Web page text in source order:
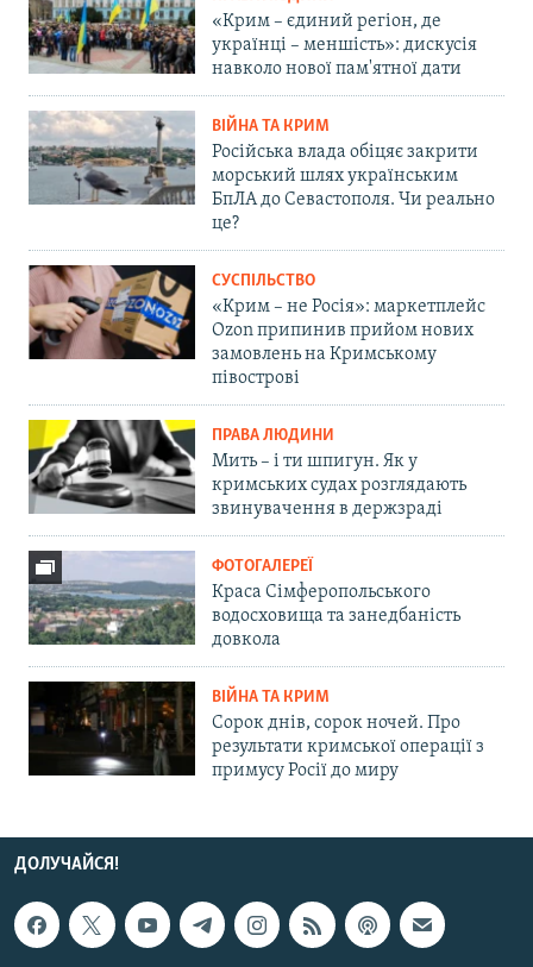
«Крим – єдиний регіон, де
українці – меншість»: дискусія
навколо нової пам'ятної дати
ВІЙНА ТА КРИМ
Російська влада обіцяє закрити
морський шлях українським
БпЛА до Севастополя. Чи реально
це?
СУСПІЛЬСТВО
«Крим – не Росія»: маркетплейс
Ozon припинив прийом нових
замовлень на Кримському
півострові
ПРАВА ЛЮДИНИ
Мить – і ти шпигун. Як у
кримських судах розглядають
звинувачення в держзраді
ФОТОГАЛЕРЕЇ
Краса Сімферопольського
водосховища та занедбаність
довкола
ВІЙНА ТА КРИМ
Сорок днів, сорок ночей. Про
результати кримської операції з
примусу Росії до миру
ДОЛУЧАЙСЯ!